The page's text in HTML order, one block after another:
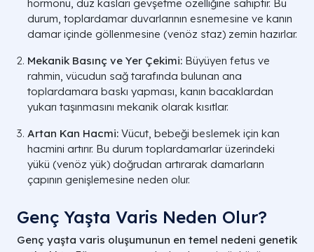
hormonu, düz kasları gevşetme özelliğine sahiptir. Bu
durum, toplardamar duvarlarının esnemesine ve kanın
damar içinde göllenmesine (venöz staz) zemin hazırlar.
Mekanik Basınç ve Yer Çekimi: Büyüyen fetus ve
rahmin, vücudun sağ tarafında bulunan ana
toplardamara baskı yapması, kanın bacaklardan
yukarı taşınmasını mekanik olarak kısıtlar.
Artan Kan Hacmi: Vücut, bebeği beslemek için kan
hacmini artırır. Bu durum toplardamarlar üzerindeki
yükü (venöz yük) doğrudan artırarak damarların
çapının genişlemesine neden olur.
Genç Yaşta Varis Neden Olur?
Genç yaşta varis oluşumunun en temel nedeni genetik